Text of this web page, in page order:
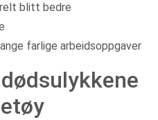
blitt bedre
farlige arbeidsoppgaver